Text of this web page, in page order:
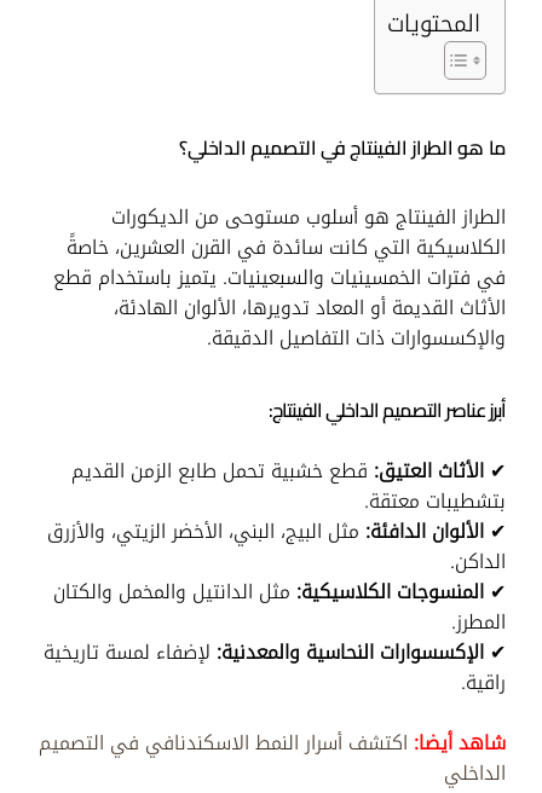
المحتويات
ما هو الطراز الفينتاج في التصميم الداخلي؟
الطراز الفينتاج هو أسلوب مستوحى من الديكورات
الكلاسيكية التي كانت سائدة في القرن العشرين، خاصةً
في فترات الخمسينيات والسبعينيات. يتميز باستخدام قطع
الأثاث القديمة أو المعاد تدويرها، الألوان الهادئة،
والإكسسوارات ذات التفاصيل الدقيقة.
أبرز عناصر التصميم الداخلي الفينتاج:
✔ الأثاث العتيق: قطع خشبية تحمل طابع الزمن القديم
بتشطيبات معتقة.
✔ الألوان الدافئة: مثل البيج، البني، الأخضر الزيتي، والأزرق
الداكن.
✔ المنسوجات الكلاسيكية: مثل الدانتيل والمخمل والكتان
المطرز.
✔ الإكسسوارات النحاسية والمعدنية: لإضفاء لمسة تاريخية
راقية.
شاهد أيضا: اكتشف أسرار النمط الاسكندنافي في التصميم
الداخلي